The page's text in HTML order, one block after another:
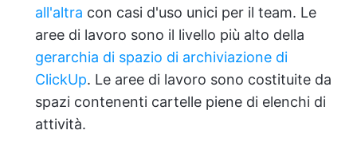
all'altra con casi d'uso unici per il team. Le
aree di lavoro sono il livello più alto della
gerarchia di spazio di archiviazione di
ClickUp. Le aree di lavoro sono costituite da
spazi contenenti cartelle piene di elenchi di
attività.